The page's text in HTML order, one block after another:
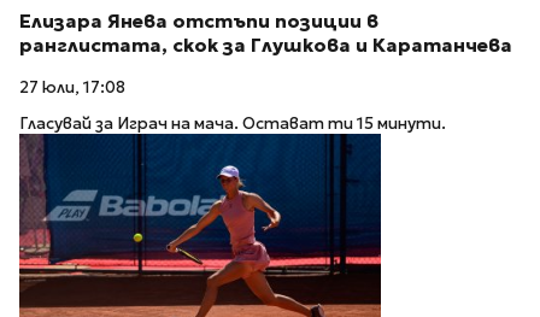
Елизара Янева отстъпи позиции в
ранглистата, скок за Глушкова и Каратанчева
27 юли, 17:08
Гласувай за Играч на мача. Остават ти 15 минути.